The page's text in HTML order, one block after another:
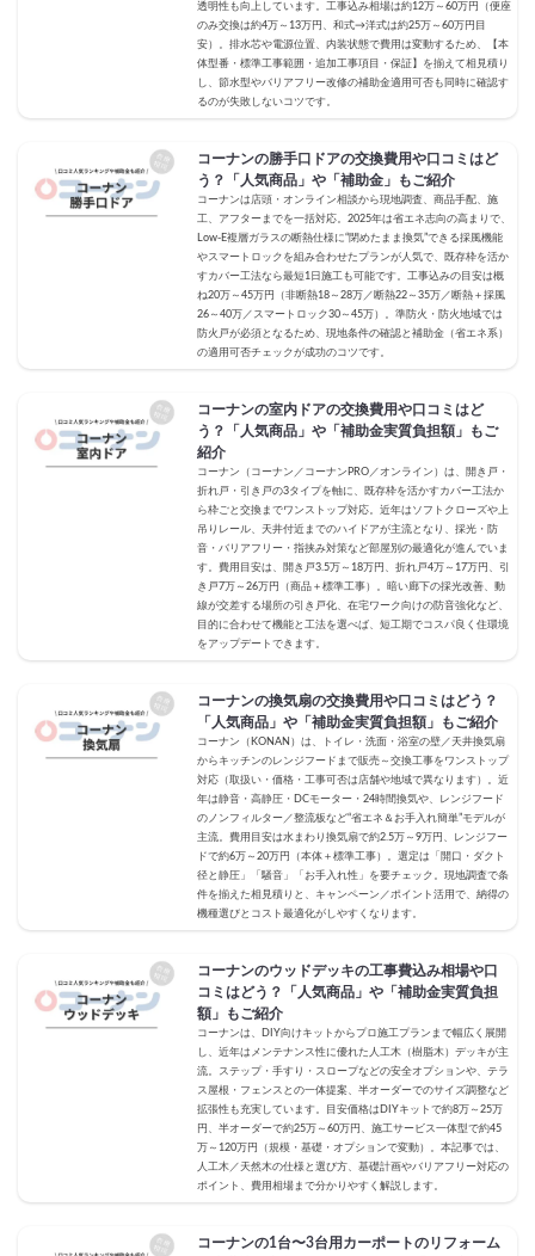
透明性も向上しています。工事込み相場は約12万～60万円（便座
のみ交換は約4万～13万円、和式→洋式は約25万～60万円目
安）。排水芯や電源位置、内装状態で費用は変動するため、【本
体型番・標準工事範囲・追加工事項目・保証】を揃えて相見積り
し、節水型やバリアフリー改修の補助金適用可否も同時に確認す
るのが失敗しないコツです。
コーナンの勝手口ドアの交換費用や口コミはど
う？「人気商品」や「補助金」もご紹介
コーナンは店頭・オンライン相談から現地調査、商品手配、施
工、アフターまでを一括対応。2025年は省エネ志向の高まりで、
Low-E複層ガラスの断熱仕様に“閉めたまま換気”できる採風機能
やスマートロックを組み合わせたプランが人気で、既存枠を活か
すカバー工法なら最短1日施工も可能です。工事込みの目安は概
ね20万～45万円（非断熱18～28万／断熱22～35万／断熱＋採風
26～40万／スマートロック30～45万）。準防火・防火地域では
防火戸が必須となるため、現地条件の確認と補助金（省エネ系）
の適用可否チェックが成功のコツです。
コーナンの室内ドアの交換費用や口コミはど
う？「人気商品」や「補助金実質負担額」もご
紹介
コーナン（コーナン／コーナンPRO／オンライン）は、開き戸・
折れ戸・引き戸の3タイプを軸に、既存枠を活かすカバー工法か
ら枠ごと交換までワンストップ対応。近年はソフトクローズや上
吊りレール、天井付近までのハイドアが主流となり、採光・防
音・バリアフリー・指挟み対策など部屋別の最適化が進んでいま
す。費用目安は、開き戸3.5万～18万円、折れ戸4万～17万円、引
き戸7万～26万円（商品＋標準工事）。暗い廊下の採光改善、動
線が交差する場所の引き戸化、在宅ワーク向けの防音強化など、
目的に合わせて機能と工法を選べば、短工期でコスパ良く住環境
をアップデートできます。
コーナンの換気扇の交換費用や口コミはどう？
「人気商品」や「補助金実質負担額」もご紹介
コーナン（KONAN）は、トイレ・洗面・浴室の壁／天井換気扇
からキッチンのレンジフードまで販売～交換工事をワンストップ
対応（取扱い・価格・工事可否は店舗や地域で異なります）。近
年は静音・高静圧・DCモーター・24時間換気や、レンジフード
のノンフィルター／整流板など“省エネ＆お手入れ簡単”モデルが
主流。費用目安は水まわり換気扇で約2.5万～9万円、レンジフー
ドで約6万～20万円（本体＋標準工事）。選定は「開口・ダクト
径と静圧」「騒音」「お手入れ性」を要チェック。現地調査で条
件を揃えた相見積りと、キャンペーン／ポイント活用で、納得の
機種選びとコスト最適化がしやすくなります。
コーナンのウッドデッキの工事費込み相場や口
コミはどう？「人気商品」や「補助金実質負担
額」もご紹介
コーナンは、DIY向けキットからプロ施工プランまで幅広く展開
し、近年はメンテナンス性に優れた人工木（樹脂木）デッキが主
流。ステップ・手すり・スロープなどの安全オプションや、テラ
ス屋根・フェンスとの一体提案、半オーダーでのサイズ調整など
拡張性も充実しています。目安価格はDIYキットで約8万～25万
円、半オーダーで約25万～60万円、施工サービス一体型で約45
万～120万円（規模・基礎・オプションで変動）。本記事では、
人工木／天然木の仕様と選び方、基礎計画やバリアフリー対応の
ポイント、費用相場まで分かりやすく解説します。
コーナンの1台〜3台用カーポートのリフォーム